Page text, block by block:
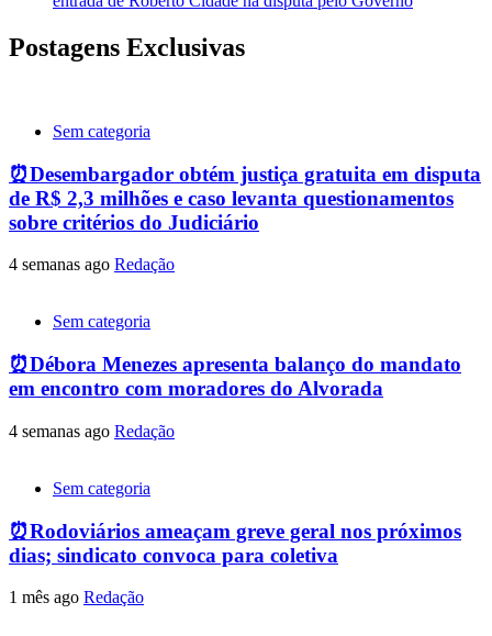
Postagens Exclusivas
Sem categoria
⏰Desembargador obtém justiça gratuita em disputa
de R$ 2,3 milhões e caso levanta questionamentos
sobre critérios do Judiciário
4 semanas ago Redação
Sem categoria
⏰Débora Menezes apresenta balanço do mandato
em encontro com moradores do Alvorada
4 semanas ago Redação
Sem categoria
⏰Rodoviários ameaçam greve geral nos próximos
dias; sindicato convoca para coletiva
1 mês ago Redação